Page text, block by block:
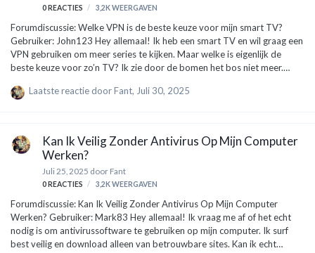
0REACTIES 3,2K WEERGAVEN
Forumdiscussie: Welke VPN is de beste keuze voor mijn smart TV?
Gebruiker: John123 Hey allemaal! Ik heb een smart TV en wil graag een
VPN gebruiken om meer series te kijken. Maar welke is eigenlijk de
beste keuze voor zo’n TV? Ik zie door de bomen het bos niet meer.
super dat je een VPN overweegt! Het is belangrijk om te weten dat een
gedachten te houden bij je keuze: Compatibiliteit: Zorg ervoor dat de
VPN werkt op je smart TV. Sommige VPN’s hebbe…
Laatste reactie doorFant, Juli 30, 2025
Kan Ik Veilig Zonder Antivirus Op Mijn Computer
Werken?
Juli 25, 2025 door Fant
0REACTIES 3,2K WEERGAVEN
Forumdiscussie: Kan Ik Veilig Zonder Antivirus Op Mijn Computer
Werken? Gebruiker: Mark83 Hey allemaal! Ik vraag me af of het echt
nodig is om antivirussoftware te gebruiken op mijn computer. Ik surf
best veilig en download alleen van betrouwbare sites. Kan ik echt